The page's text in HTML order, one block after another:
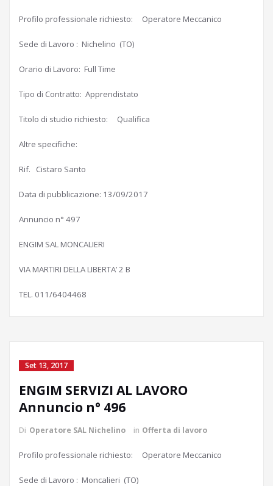
Profilo professionale richiesto: Operatore Meccanico
Sede di Lavoro : Nichelino (TO)
Orario di Lavoro: Full Time
Tipo di Contratto: Apprendistato
Titolo di studio richiesto: Qualifica
Altre specifiche:
Rif. Cistaro Santo
Data di pubblicazione: 13/09/2017
Annuncio n° 497
ENGIM SAL MONCALIERI
VIA MARTIRI DELLA LIBERTA’ 2 B
TEL. 011/6404468
Set 13, 2017
ENGIM SERVIZI AL LAVORO
Annuncio n° 496
Di Operatore SAL Nichelino in Offerta di lavoro
Profilo professionale richiesto: Operatore Meccanico
Sede di Lavoro : Moncalieri (TO)